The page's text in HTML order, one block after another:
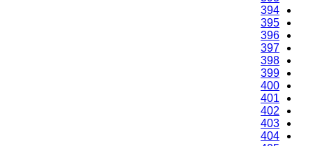
394
395
396
397
398
399
400
401
402
403
404